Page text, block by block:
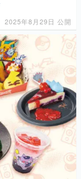
2025年8月29日 公開